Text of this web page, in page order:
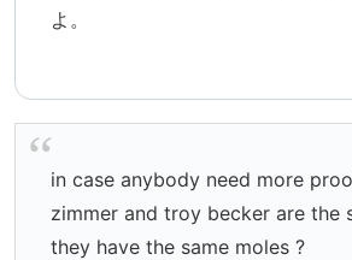
よ。
in case anybody need more
zimmer and troy becker are the
they have the same moles ?